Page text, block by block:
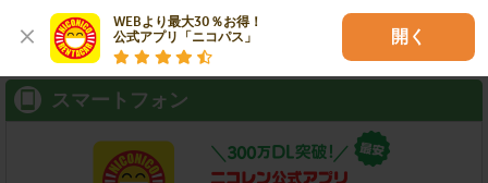
WEBより最大30％お得！
公式アプリ「ニコパス」
開く
検索
スマートフォン